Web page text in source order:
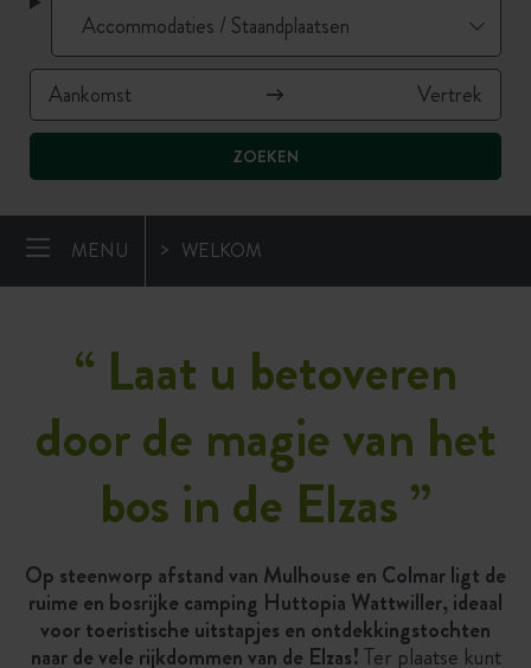
ZOEKEN
MENU WELKOM
“ Laat u betoveren
door de magie van het
bos in de Elzas”
Op steenworp afstand van Mulhouse en Colmar ligt de
ruime en bosrijke camping Huttopia Wattwiller, ideaal
voor toeristische uitstapjes en ontdekkingstochten
naar de vele rijkdommen van de Elzas!Ter plaatse kunt